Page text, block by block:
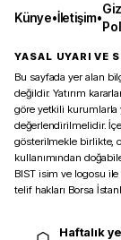
Künye•İletişim•
YASAL UYARI VE
Bu sayfada yer alan
değildir. Yatırım
göre yetkili kurumlarla
değerlendirilmelidir.
gösterilmekle birlikte,
kullanımından
BIST isim ve logosu
telif hakları Borsa
Haftalık